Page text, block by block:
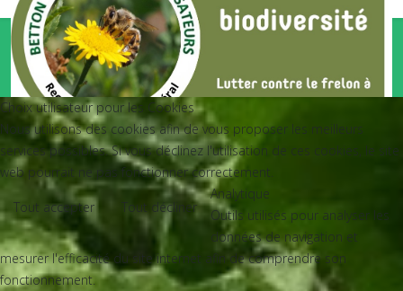
+33 6 75 29 49 57
betton.protectionpollinisateurs@orange.fr
© {2024-2026} Betton Protection Pollinisateurs. Tous droits
réservés. Conçu par JoomShaper
Choix utilisateur pour les Cookies
Nous utilisons des cookies afin de vous proposer les meilleurs
services possibles. Si vous déclinez l'utilisation de ces cookies, le site
web pourrait ne pas fonctionner correctement.
Tout accepter Tout décliner
Analytique
Outils utilisés pour analyser les
données de navigation et
mesurer l'efficacité du site internet afin de comprendre son
fonctionnement.